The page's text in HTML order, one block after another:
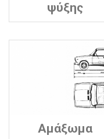
ψύξης
Αμάξωμα